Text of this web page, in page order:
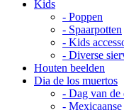
Kids
- Poppen
- Spaarpotten
- Kids
- Diverse
Houten beelden
Dia de los muertos
- Dag van de
- Mexicaanse